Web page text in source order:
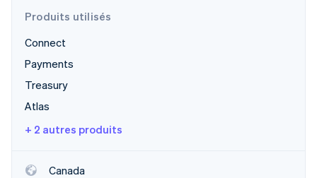
Élimination du carbone
Vérification de l'identité
Stripe Sessions 2026
Produits utilisés
Connect
Payments
Treasury
Atlas
+ 2 autres produits
Canada